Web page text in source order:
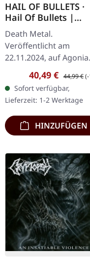
HAIL OF BULLETS ·
Hail Of Bullets |
GREEN SUPER
MARBLED LP
Death Metal.
Veröffentlicht am
22.11.2024, auf Agonia
Records. Grün/schwarz
Splatter/Marbled
Etching auf der B-Seite.
Limitiert auf 200…
Verkaufspreis:
40,49 € Regulärer
44,99 €
Sofort verfügbar,
Lieferzeit: 1-2 Werktage
HINZUFÜGEN